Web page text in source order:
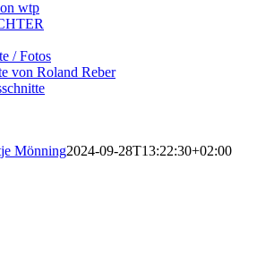
wtp
/ Fotos
von Roland Reber
Mönning2024-09-28T13:22:30+02:00